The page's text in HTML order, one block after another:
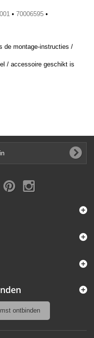
• 70006595 •
de montage-instructies /
/ accessoire geschikt is
ontbinden